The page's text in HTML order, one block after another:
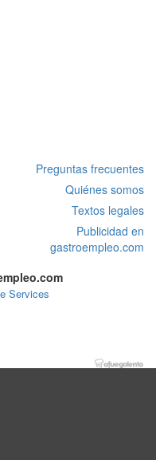
Preguntas frecuentes
Quiénes somos
Textos legales
Publicidad en
gastroempleo.com
Services